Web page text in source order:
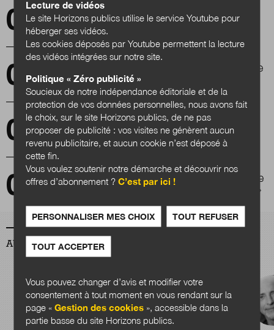
Innovation : Retour expérience du
département de Loire-Atlantique
Le numérique bouscule-t-il le pouvoir étatique
?
Les nouveaux récits et l'imaginaire comme
clés de la transition territoriale
Loïc Blondiaux : « L’imagination démocratique
est aujourd’hui à l’œuvre dans nos sociétés »
AUTEURS
Lecture de vidéos
Le site Horizons publics utilise le service Youtube pour
héberger ses vidéos.
Les cookies déposés par Youtube permettent la lecture
des vidéos intégrées sur notre site.
Politique « Zéro publicité »
Soucieux de notre indépendance éditoriale et de la
protection de vos données personnelles, nous avons fait
le choix, sur le site Horizons publics, de ne pas
proposer de publicité : vos visites ne génèrent aucun
revenu publicitaire, et aucun cookie n’est déposé à
cette fin.
Vous voulez soutenir notre démarche et découvrir nos
offres d’abonnement ?C’est par ici !
PERSONNALISER MES CHOIX TOUT REFUSER
TOUT ACCEPTER
Vous pouvez changer d’avis et modifier votre
consentement à tout moment en vous rendant sur la
page «Gestion des cookies », accessible dans la
partie basse du site Horizons publics.